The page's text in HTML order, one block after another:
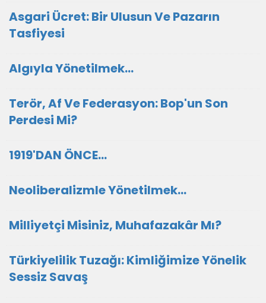
Asgari Ücret: Bir Ulusun Ve Pazarın
Tasfiyesi
Algıyla Yönetilmek…
Terör, Af Ve Federasyon: Bop'un Son
Perdesi Mi?
1919'DAN ÖNCE…
Neoliberalizmle Yönetilmek…
Milliyetçi Misiniz, Muhafazakâr Mı?
Türkiyelilik Tuzağı: Kimliğimize Yönelik
Sessiz Savaş